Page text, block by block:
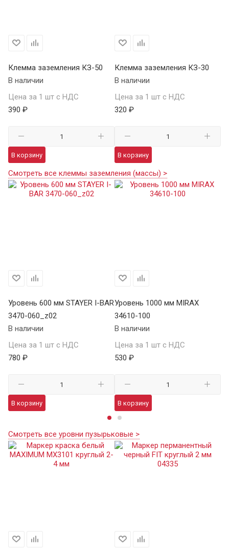
Клемма заземления КЗ-50
В наличии
Цена за 1 шт с НДС
390 ₽
В корзину
Клемма заземления КЗ-30
В наличии
Цена за 1 шт с НДС
320 ₽
В корзину
Смотреть все клеммы заземления (массы) >
Уровень 600 мм STAYER I-BAR
3470-060_z02
В наличии
Цена за 1 шт с НДС
780 ₽
В корзину
Уровень 1000 мм MIRAX
34610-100
В наличии
Цена за 1 шт с НДС
530 ₽
В корзину
Смотреть все уровни пузырьковые >